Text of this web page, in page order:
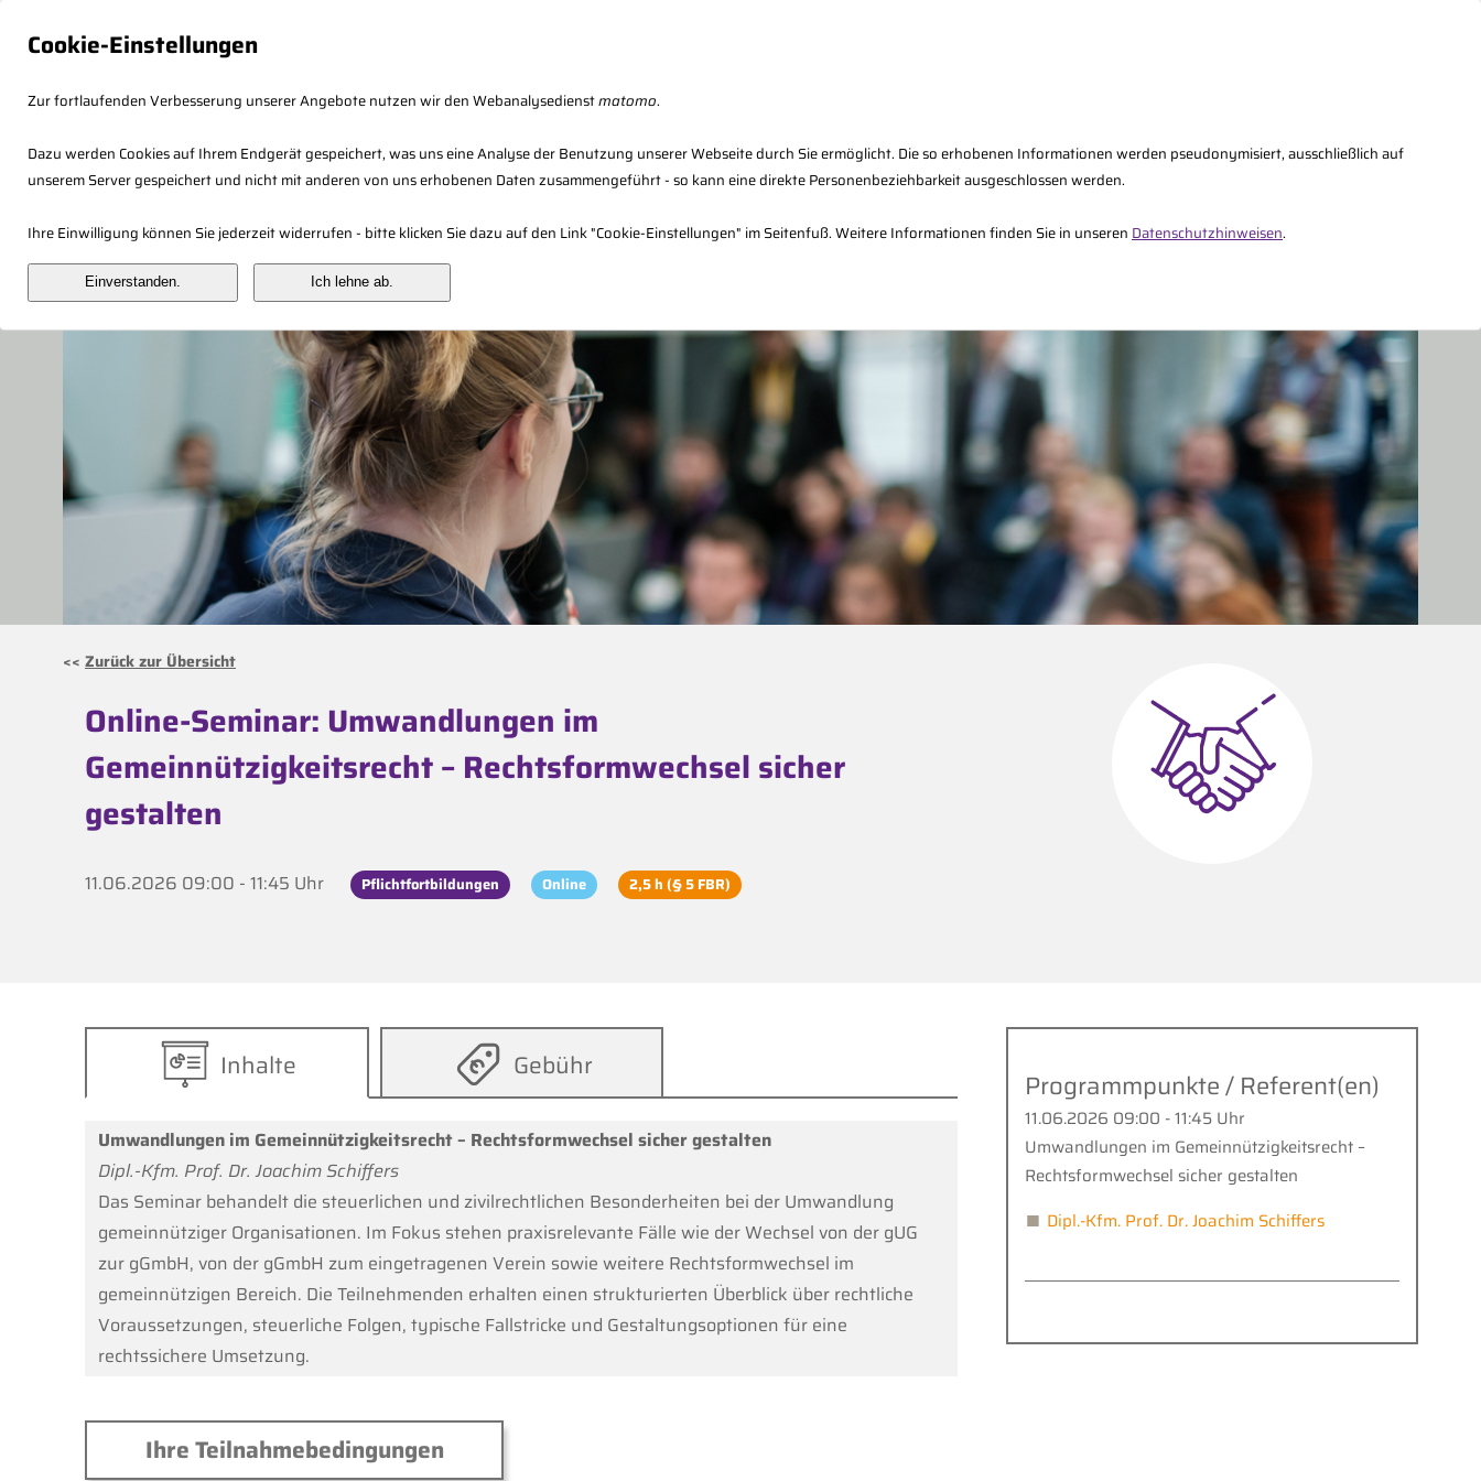
Cookie-Einstellungen
Zur fortlaufenden Verbesserung unserer Angebote nutzen wir den Webanalysedienstmatomo.
Dazu werden Cookies auf Ihrem Endgerät gespeichert, was uns eine Analyse der Benutzung unserer Webseite durch Sie ermöglicht. Die so erhobenen Informationen werden pseudonymisiert, ausschließlich auf
unserem Server gespeichert und nicht mit anderen von uns erhobenen Daten zusammengeführt - so kann eine direkte Personenbeziehbarkeit ausgeschlossen werden.
Ihre Einwilligung können Sie jederzeit widerrufen - bitte klicken Sie dazu auf den Link "Cookie-Einstellungen" im Seitenfuß. Weitere Informationen finden Sie in unseren Datenschutzhinweisen.
Einverstanden. Ich lehne ab.
<< Zurück zur Übersicht
Online-Seminar: Umwandlungen im
Gemeinnützigkeitsrecht – Rechtsformwechsel sicher
gestalten
11.06.2026 09:00 - 11:45 Uhr Pflichtfortbildungen Online 2,5 h (§ 5 FBR)
Inhalte Gebühr
Umwandlungen im Gemeinnützigkeitsrecht – Rechtsformwechsel sicher gestalten
Dipl.-Kfm. Prof. Dr. Joachim Schiffers
Das Seminar behandelt die steuerlichen und zivilrechtlichen Besonderheiten bei der Umwandlung
gemeinnütziger Organisationen. Im Fokus stehen praxisrelevante Fälle wie der Wechsel von der gUG
zur gGmbH, von der gGmbH zum eingetragenen Verein sowie weitere Rechtsformwechsel im
gemeinnützigen Bereich. Die Teilnehmenden erhalten einen strukturierten Überblick über rechtliche
Voraussetzungen, steuerliche Folgen, typische Fallstricke und Gestaltungsoptionen für eine
rechtssichere Umsetzung.
Ihre Teilnahmebedingungen
Programmpunkte / Referent(en)
11.06.2026 09:00 - 11:45 Uhr
Umwandlungen im Gemeinnützigkeitsrecht –
Rechtsformwechsel sicher gestalten
Dipl.-Kfm. Prof. Dr. Joachim Schiffers